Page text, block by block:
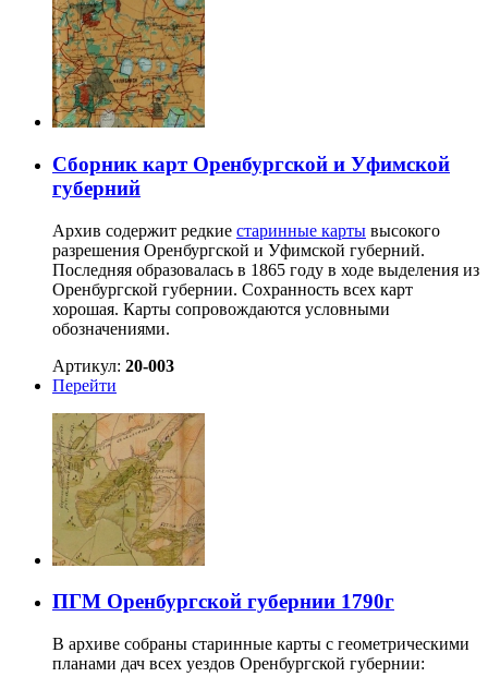
Сборник карт Оренбургской и Уфимской
губерний
Архив содержит редкие старинные карты высокого
разрешения Оренбургской и Уфимской губерний.
Последняя образовалась в 1865 году в ходе выделения из
Оренбургской губернии. Сохранность всех карт
хорошая. Карты сопровождаются условными
обозначениями.
Артикул: 20-003
Перейти
ПГМ Оренбургской губернии 1790г
В архиве собраны старинные карты с геометрическими
планами дач всех уездов Оренбургской губернии: